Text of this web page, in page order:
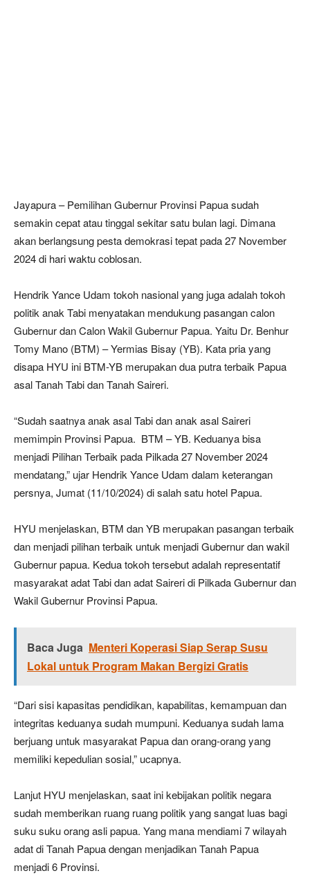
Jayapura – Pemilihan Gubernur Provinsi Papua sudah
semakin cepat atau tinggal sekitar satu bulan lagi. Dimana
akan berlangsung pesta demokrasi tepat pada 27 November
2024 di hari waktu coblosan.
Hendrik Yance Udam tokoh nasional yang juga adalah tokoh
politik anak Tabi menyatakan mendukung pasangan calon
Gubernur dan Calon Wakil Gubernur Papua. Yaitu Dr. Benhur
Tomy Mano (BTM) – Yermias Bisay (YB). Kata pria yang
disapa HYU ini BTM-YB merupakan dua putra terbaik Papua
asal Tanah Tabi dan Tanah Saireri.
“Sudah saatnya anak asal Tabi dan anak asal Saireri
memimpin Provinsi Papua. BTM – YB. Keduanya bisa
menjadi Pilihan Terbaik pada Pilkada 27 November 2024
mendatang,” ujar Hendrik Yance Udam dalam keterangan
persnya, Jumat (11/10/2024) di salah satu hotel Papua.
HYU menjelaskan, BTM dan YB merupakan pasangan terbaik
dan menjadi pilihan terbaik untuk menjadi Gubernur dan wakil
Gubernur papua. Kedua tokoh tersebut adalah representatif
masyarakat adat Tabi dan adat Saireri di Pilkada Gubernur dan
Wakil Gubernur Provinsi Papua.
Baca Juga Menteri Koperasi Siap Serap Susu
Lokal untuk Program Makan Bergizi Gratis
“Dari sisi kapasitas pendidikan, kapabilitas, kemampuan dan
integritas keduanya sudah mumpuni. Keduanya sudah lama
berjuang untuk masyarakat Papua dan orang-orang yang
memiliki kepedulian sosial,” ucapnya.
Lanjut HYU menjelaskan, saat ini kebijakan politik negara
sudah memberikan ruang ruang politik yang sangat luas bagi
suku suku orang asli papua. Yang mana mendiami 7 wilayah
adat di Tanah Papua dengan menjadikan Tanah Papua
menjadi 6 Provinsi.